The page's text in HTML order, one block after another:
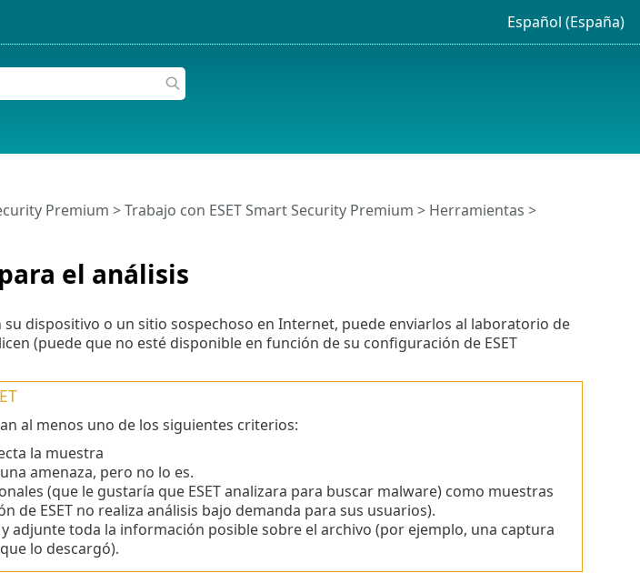
Español (España)
el análisis
Premium >Trabajo con ESET Smart Security Premium > Herramientas >
dispositivo o un sitio sospechoso en Internet, puede enviarlos al laboratorio de
(puede que no esté disponible en función de su configuración de ESET
al menos uno de los siguientes criterios:
la muestra
amenaza, pero no lo es.
(que le gustaría que ESET analizara para buscar malware) como muestras
de ESET no realiza análisis bajo demanda para sus usuarios).
adjunte toda la información posible sobre el archivo (por ejemplo, una captura
lo descargó).